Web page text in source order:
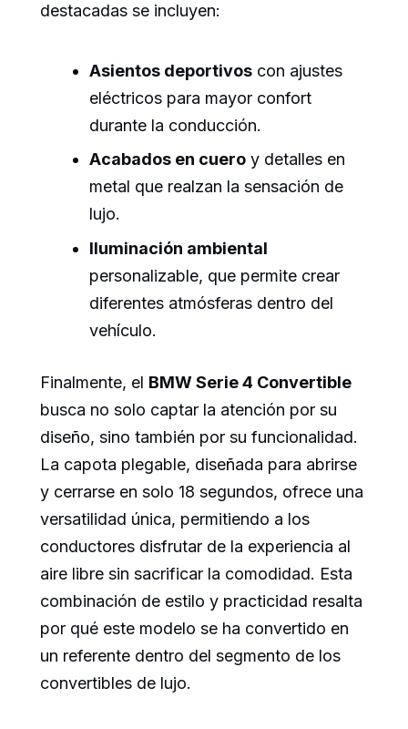
destacadas se incluyen:
Asientos deportivos con ajustes
eléctricos para mayor confort
durante la conducción.
Acabados en cuero y detalles en
metal que realzan la sensación de
lujo.
Iluminación ambiental
personalizable, que permite crear
diferentes atmósferas dentro del
vehículo.
Finalmente, el BMW Serie 4 Convertible
busca no solo captar la atención por su
diseño, sino también por su funcionalidad.
La capota plegable, diseñada para abrirse
y cerrarse en solo 18 segundos, ofrece una
versatilidad única, permitiendo a los
conductores disfrutar de la experiencia al
aire libre sin sacrificar la comodidad. Esta
combinación de estilo y practicidad resalta
por qué este modelo se ha convertido en
un referente dentro del segmento de los
convertibles de lujo.